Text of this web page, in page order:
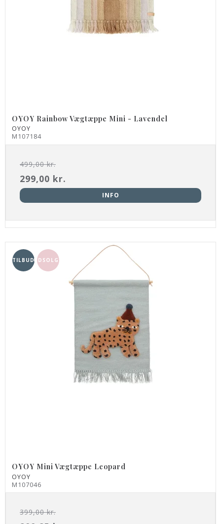
OYOY Rainbow Vægtæppe Mini - Lavendel
OYOY
M107184
499,00 kr.
299,00 kr.
INFO
TILBUDUDSOLGT
OYOY Mini Vægtæppe Leopard
OYOY
M107046
399,00 kr.